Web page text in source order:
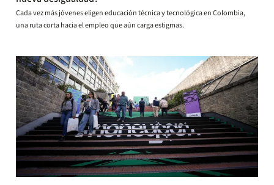
Cada vez más jóvenes eligen educación técnica y tecnológica en Colombia,
una ruta corta hacia el empleo que aún carga estigmas.